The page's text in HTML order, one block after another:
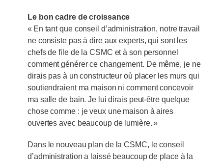
Le bon cadre de croissance
« En tant que conseil d’administration, notre travail
ne consiste pas à dire aux experts, qui sont les
chefs de file de la CSMC et à son personnel
comment générer ce changement. De même, je ne
dirais pas à un constructeur où placer les murs qui
soutiendraient ma maison ni comment concevoir
ma salle de bain. Je lui dirais peut-être quelque
chose comme : je veux une maison à aires
ouvertes avec beaucoup de lumière. »
Dans le nouveau plan de la CSMC, le conseil
d’administration a laissé beaucoup de place à la